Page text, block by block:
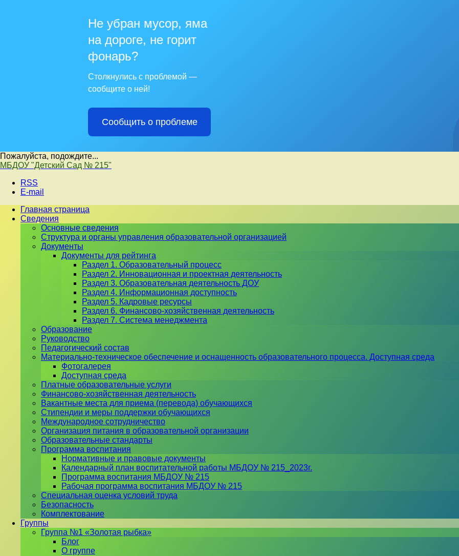
Не убран мусор, яма
на дороге, не горит
фонарь?
Столкнулись с проблемой —
сообщите о ней!
Сообщить о проблеме
Пожалуйста, подождите...
Перейти
содержимому
МБДОУ "Детский Сад № 215"
RSS
E-mail
Главная страница
Сведения
Основные сведения
Структура и органы управления образовательной организацией
Документы
Документы для рейтинга
Раздел 1. Образовательный процесс
Раздел 2. Инновационная и проектная деятельность
Раздел 3. Образовательная деятельность ДОУ
Раздел 4. Информационная доступность
Раздел 5. Кадровые ресурсы
Раздел 6. Финансово-хозяйственная деятельность
Раздел 7. Система менеджмента
Образование
Руководство
Педагогический состав
Материально-техническое обеспечение и оснащенность образовательного процесса. Доступная среда
Фотогалерея
Доступная среда
Платные образовательные услуги
Финансово-хозяйственная деятельность
Вакантные места для приема (перевода) обучающихся
Стипендии и меры поддержки обучающихся
Международное сотрудничество
Организация питания в образовательной организации
Образовательные стандарты
Программа воспитания
Нормативные и правовые документы
Календарный план воспитательной работы МБДОУ № 215_2023г.
Программа воспитания МБДОУ № 215
Рабочая программа воспитания МБДОУ № 215
Специальная оценка условий труда
Безопасность
Комплектование
Группы
Группа №1 «Золотая рыбка»
Блог
О группе